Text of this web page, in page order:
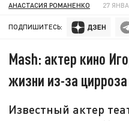
АНАСТАСИЯ РОМАНЕНКО 27
ПОДПИШИТЕСЬ:
Mash: актер кино
жизни из-за цирроза
Известный актер